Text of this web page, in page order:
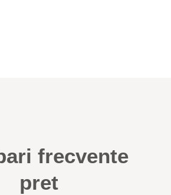
frecvente
pret